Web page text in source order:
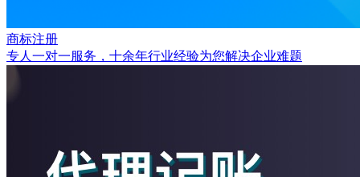
商标注册
专人一对一服务，十余年行业经验为您解决企业难题